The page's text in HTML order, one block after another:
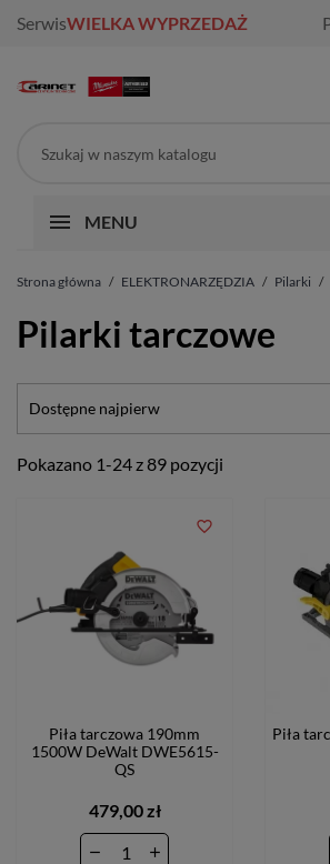
SerwisWIELKA WYPRZEDAŻ
MENU
Strona główna ELEKTRONARZĘDZIA Pilarki
Pilarki tarczowe
Dostępne najpierw
Pokazano 1-24 z 89 pozycji
Piła tarczowa 190mm
1500W DeWalt DWE5615-
QS
479,00 zł
favorite_border
Piła